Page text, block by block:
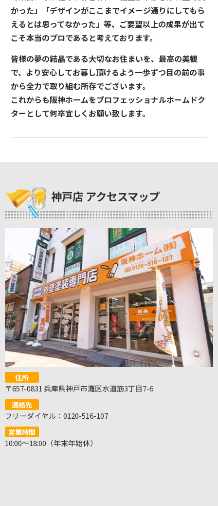
かった」「デザインがここまでイメージ通りにしてもら
えるとは思ってなかった」等、ご要望以上の成果が出て
こそ本当のプロであると考えております。
皆様の夢の結晶である大切なお住まいを、最高の美観
で、より安心してお暮し頂けるよう一歩ずつ目の前の事
から全力で取り組む所存でございます。
これからも阪神ホームをプロフェッショナルホームドク
ターとして何卒宜しくお願い致します。
神戸店 アクセスマップ
住所
〒657-0831 兵庫県神戸市灘区水道筋3丁目7-6
連絡先
フリーダイヤル：0120-516-107
営業時間
10:00～18:00（年末年始休）